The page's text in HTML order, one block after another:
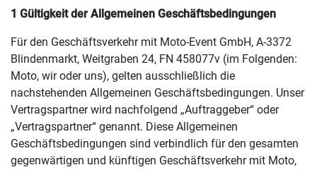
1 Gültigkeit der Allgemeinen Geschäftsbedingungen
Für den Geschäftsverkehr mit Moto-Event GmbH, A-3372
Blindenmarkt, Weitgraben 24, FN 458077v (im Folgenden:
Moto, wir oder uns), gelten ausschließlich die
nachstehenden Allgemeinen Geschäftsbedingungen. Unser
Vertragspartner wird nachfolgend „Auftraggeber“ oder
„Vertragspartner“ genannt. Diese Allgemeinen
Geschäftsbedingungen sind verbindlich für den gesamten
gegenwärtigen und künftigen Geschäftsverkehr mit Moto,